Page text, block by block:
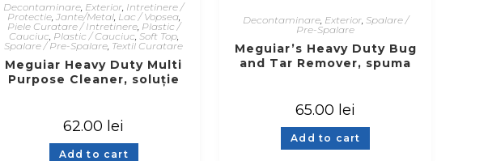
Decontaminare, Exterior, Intretinere /
Protectie, Jante/Metal, Lac / Vopsea,
Piele Curatare / Intretinere, Plastic /
Cauciuc, Plastic / Cauciuc, Soft Top,
Spalare / Pre-Spalare, Textil Curatare
Meguiar Heavy Duty Multi
Purpose Cleaner, soluție
62.00 lei
Add to cart
Decontaminare, Exterior, Spalare /
Pre-Spalare
Meguiar’s Heavy Duty Bug
and Tar Remover, spuma
65.00 lei
Add to cart